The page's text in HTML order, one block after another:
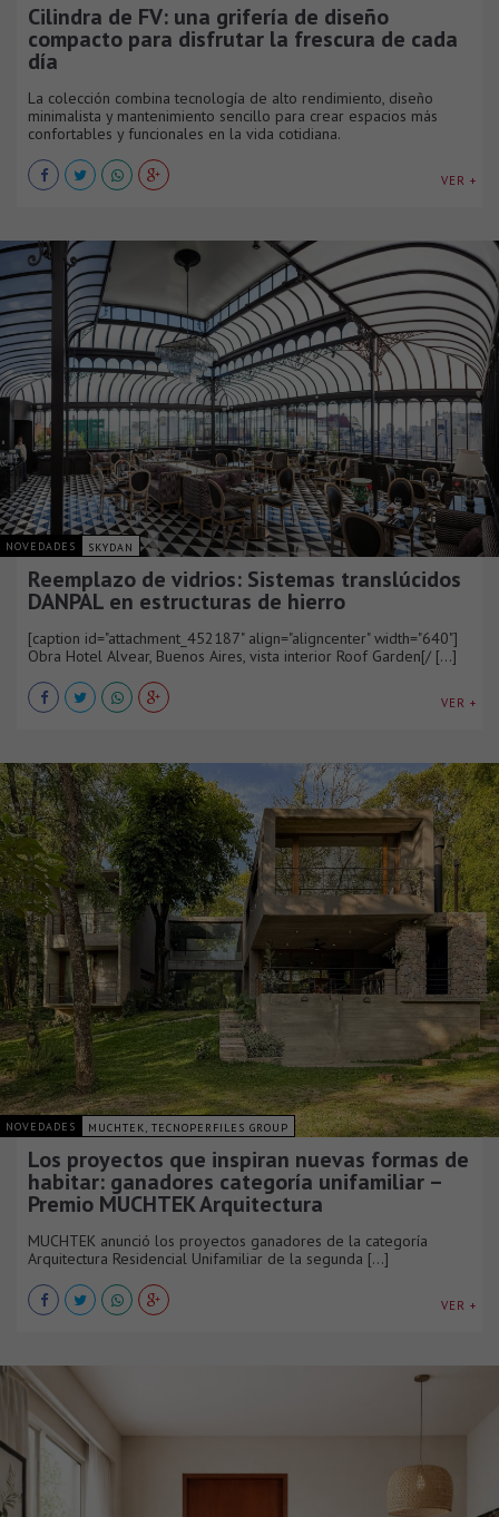
Cilindra de FV: una grifería de diseño
compacto para disfrutar la frescura de cada
día
La colección combina tecnología de alto rendimiento, diseño
minimalista y mantenimiento sencillo para crear espacios más
confortables y funcionales en la vida cotidiana.
VER +
NOVEDADES SKYDAN
Reemplazo de vidrios: Sistemas translúcidos
DANPAL en estructuras de hierro
[caption id="attachment_452187" align="aligncenter" width="640"]
Obra Hotel Alvear, Buenos Aires, vista interior Roof Garden[/ [...]
VER +
NOVEDADES MUCHTEK, TECNOPERFILES GROUP
Los proyectos que inspiran nuevas formas de
habitar: ganadores categoría unifamiliar –
Premio MUCHTEK Arquitectura
MUCHTEK anunció los proyectos ganadores de la categoría
Arquitectura Residencial Unifamiliar de la segunda [...]
VER +